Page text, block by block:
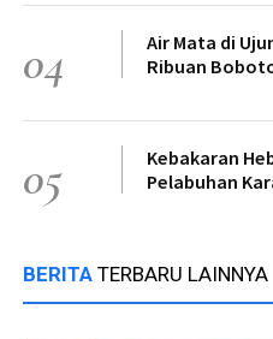
04
Air Mata di
Ribuan
05
Kebakaran
Pelabuhan
BERITA TERBARU LAINNYA